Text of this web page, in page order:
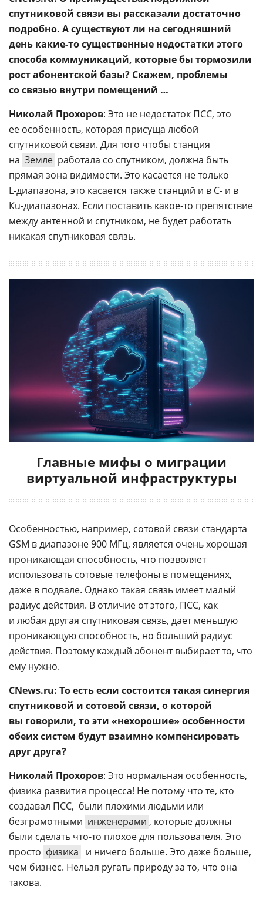
спутниковой связи вы рассказали достаточно
подробно. А существуют ли на сегодняшний
день какие-тосущественные недостатки этого
способа коммуникаций, которые бы тормозили
рост абонентской базы? Скажем, проблемы
со связью внутри помещений …
Николай Прохоров: Это не недостаток ПСС, это
ее особенность, которая присуща любой
спутниковой связи. Для того чтобы станция
на Земле работала со спутником, должна быть
прямая зона видимости. Это касается не только
L-диапазона, это касается также станций и в С- и в
Кu-диапазонах. Если поставить какое-то препятствие
между антенной и спутником, не будет работать
никакая спутниковая связь.
Главные мифы о миграции
виртуальной инфраструктуры
Особенностью, например, сотовой связи стандарта
GSM в диапазоне 900 МГц, является очень хорошая
проникающая способность, что позволяет
использовать сотовые телефоны в помещениях,
даже в подвале. Однако такая связь имеет малый
радиус действия. В отличие от этого, ПСС, как
и любая другая спутниковая связь, дает меньшую
проникающую способность, но больший радиус
действия. Поэтому каждый абонент выбирает то, что
ему нужно.
CNews.ru: То есть если состоится такая синергия
спутниковой и сотовой связи, о которой
вы говорили, то эти «нехорошие» особенности
обеих систем будут взаимно компенсировать
друг друга?
Николай Прохоров: Это нормальная особенность,
физика развития процесса! Не потому что те, кто
создавал ПСС,  были плохими людьми или
безграмотными инженерами , которые должны
были сделать что-то плохое для пользователя. Это
просто физика
 и ничего больше. Это даже больше,
чем бизнес. Нельзя ругать природу за то, что она
такова.